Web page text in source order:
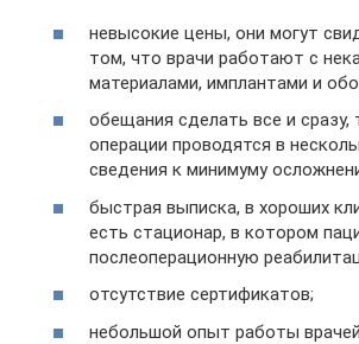
невысокие цены, они могут
том, что врачи работают с
материалами, имплантами и
обещания сделать все и сразу,
операции проводятся в
сведения к минимуму
быстрая выписка, в хороших
есть стационар, в котором
послеоперационную
отсутствие сертификатов;
небольшой опыт работы